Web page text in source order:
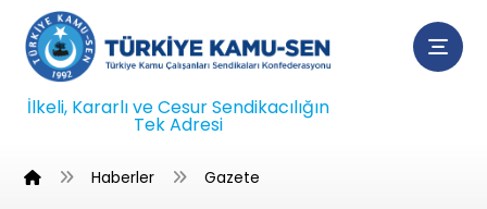
İlkeli, Kararlı ve Cesur Sendikacılığın
Tek Adresi
Haberler Gazete